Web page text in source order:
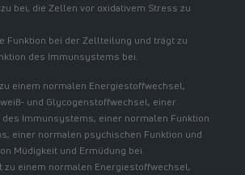
bei, die Zellen vor oxidativem Stress zu
Funktion bei der Zellteilung und trägt zu
des Immunsystems bei.
einem normalen Energiestoffwechsel,
und Glycogenstoffwechsel, einer
Immunsystems, einer normalen Funktion
einer normalen psychischen Funktion und
Müdigkeit und Ermüdung bei.
zu einem normalen Energiestoffwechsel,